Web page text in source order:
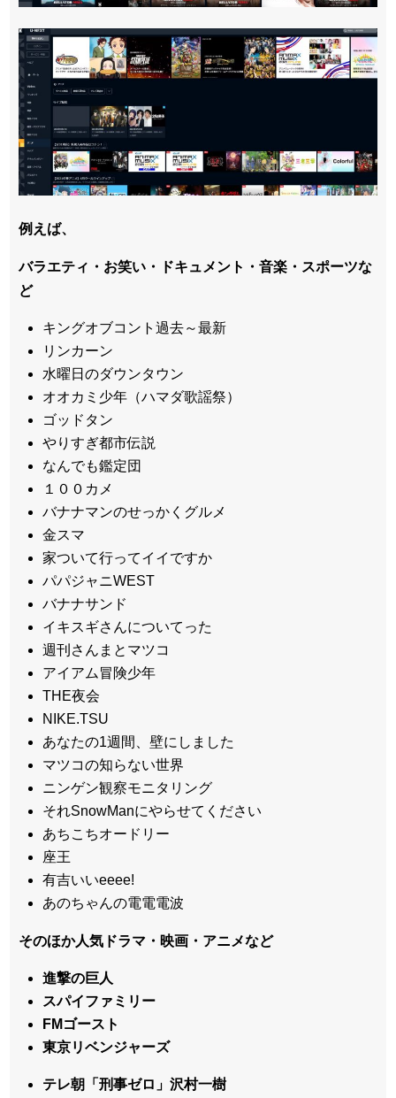
例えば、
バラエティ・お笑い・ドキュメント・音楽・スポーツな
ど
キングオブコント過去～最新
リンカーン
水曜日のダウンタウン
オオカミ少年（ハマダ歌謡祭）
ゴッドタン
やりすぎ都市伝説
なんでも鑑定団
１００カメ
バナナマンのせっかくグルメ
金スマ
家ついて行ってイイですか
パパジャニWEST
バナナサンド
イキスギさんについてった
週刊さんまとマツコ
アイアム冒険少年
THE夜会
NIKE.TSU
あなたの1週間、壁にしました
マツコの知らない世界
ニンゲン観察モニタリング
それSnowManにやらせてください
あちこちオードリー
座王
有吉いいeeee!
あのちゃんの電電電波
そのほか人気ドラマ・映画・アニメなど
進撃の巨人
スパイファミリー
FMゴースト
東京リベンジャーズ
テレ朝「刑事ゼロ」沢村一樹